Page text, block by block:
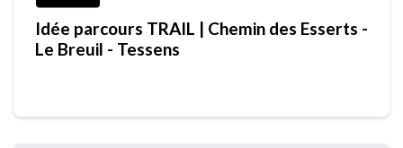
Idée parcours TRAIL | Chemin des Esserts -
Le Breuil - Tessens